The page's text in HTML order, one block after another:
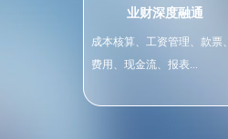
业财深度融通
成本核算、工资管理、款票、
费用、现金流、报表...